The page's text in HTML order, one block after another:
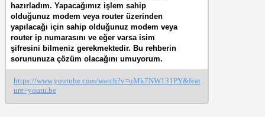
hazırladım. Yapacağımız işlem sahip
olduğunuz modem veya router üzerinden
yapılacağı için sahip olduğunuz modem veya
router ip numarasını ve eğer varsa isim
şifresini bilmeniz gerekmektedir. Bu rehberin
sorununuza çözüm olacağını umuyorum.
https://www.youtube.com/watch?v=uMk7NW131PY&feat
ure=youtu.be